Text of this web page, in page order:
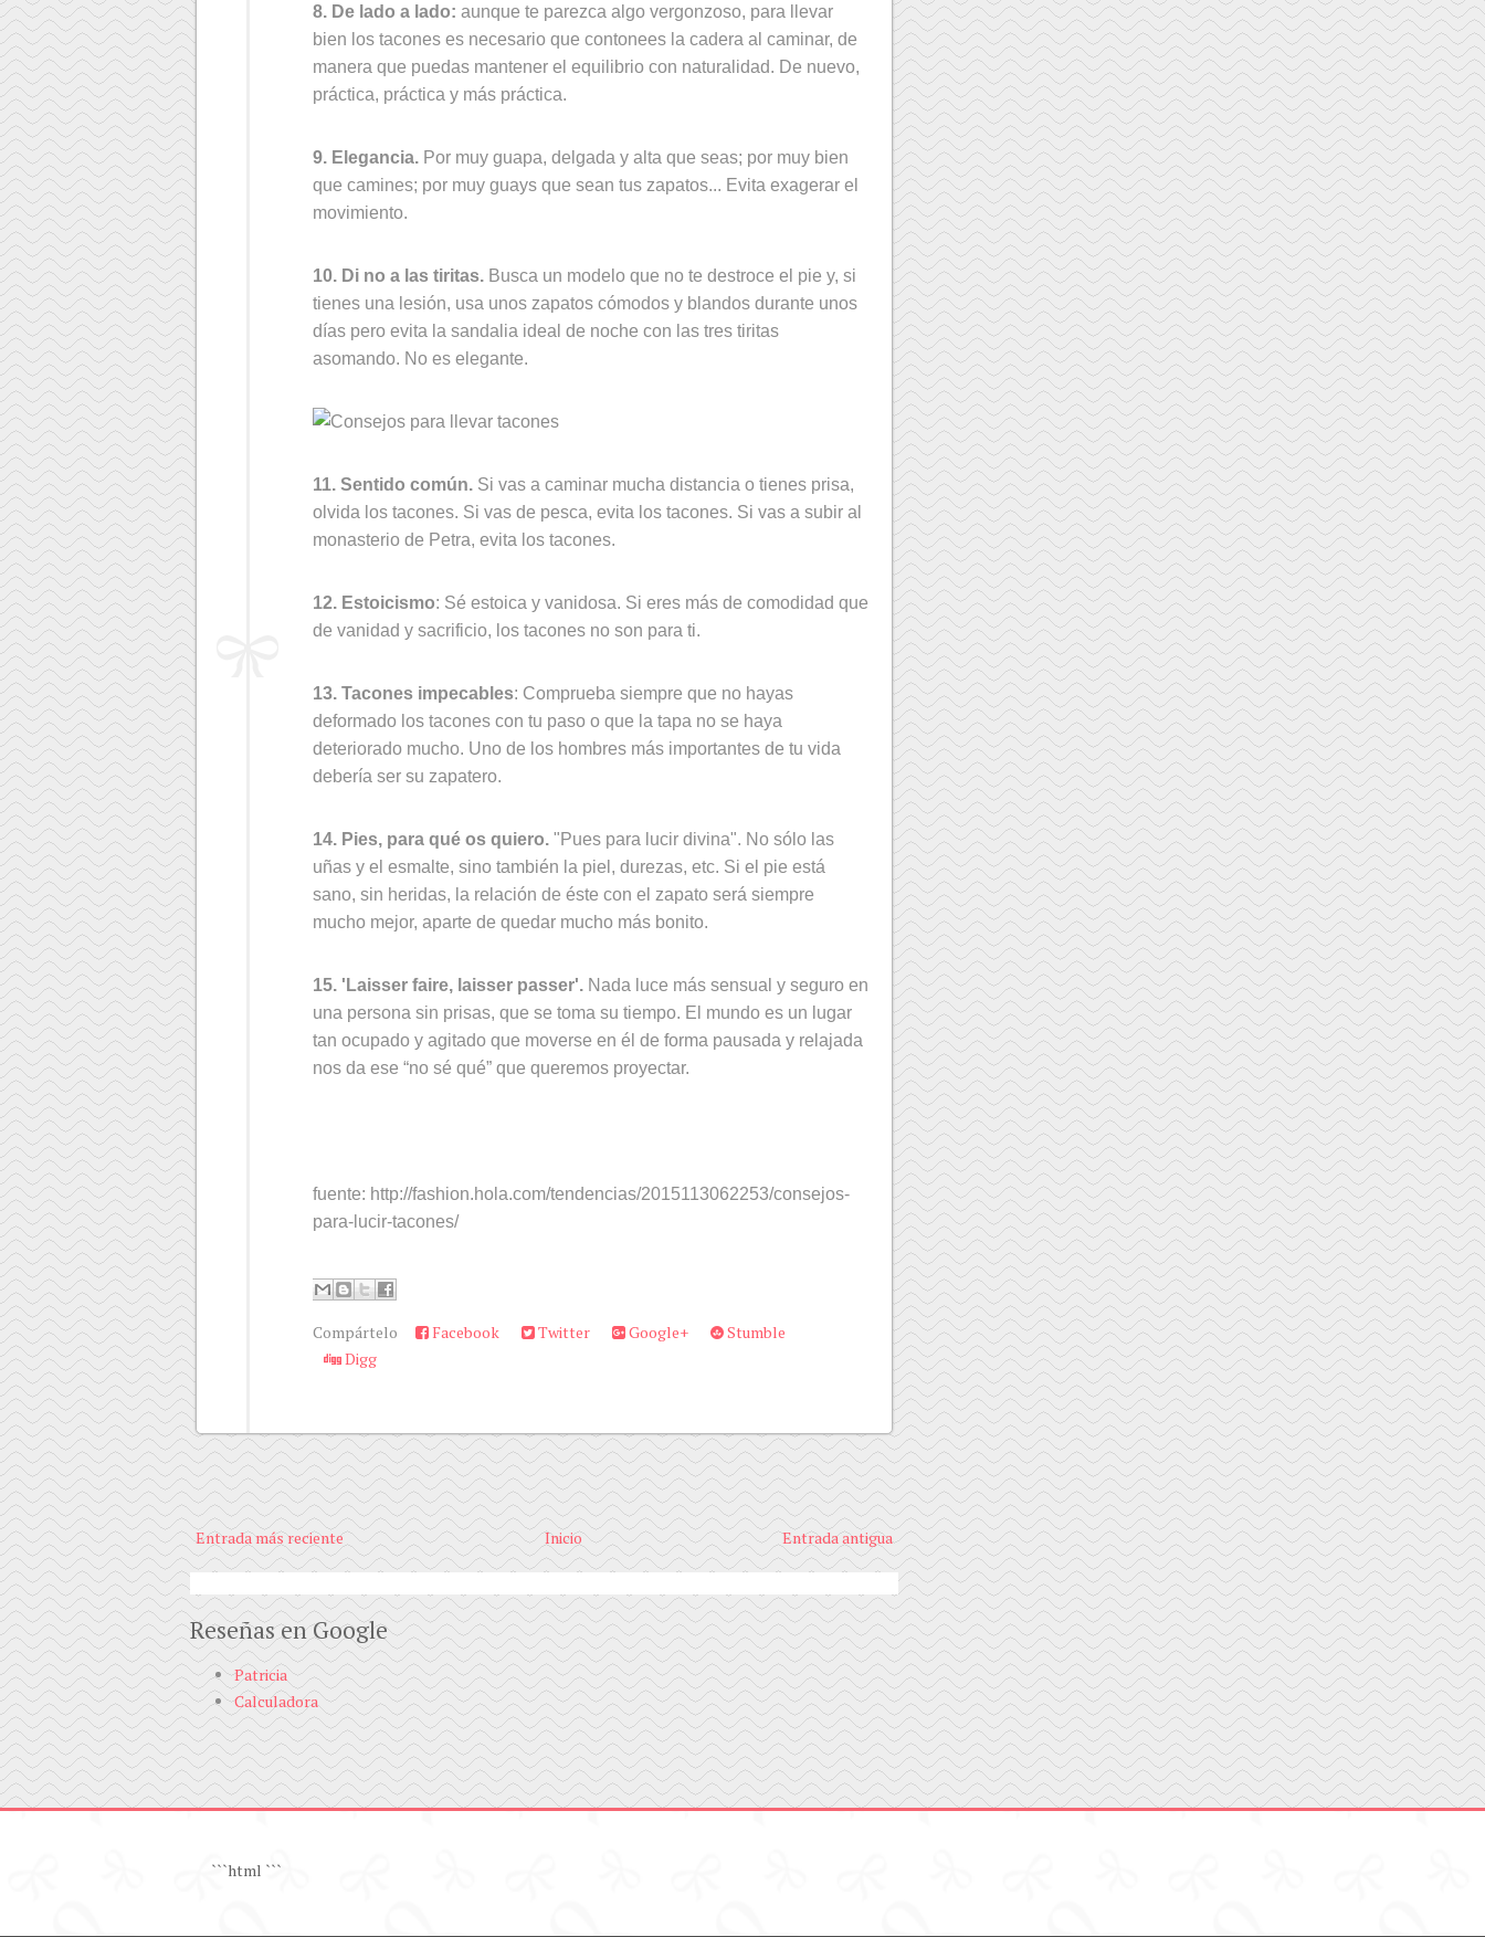
8. De lado a lado: aunque te parezca algo vergonzoso, para llevar
bien los tacones es necesario que contonees la cadera al caminar, de
manera que puedas mantener el equilibrio con naturalidad. De nuevo,
práctica, práctica y más práctica.
9. Elegancia. Por muy guapa, delgada y alta que seas; por muy bien
que camines; por muy guays que sean tus zapatos... Evita exagerar el
movimiento.
10. Di no a las tiritas. Busca un modelo que no te destroce el pie y, si
tienes una lesión, usa unos zapatos cómodos y blandos durante unos
días pero evita la sandalia ideal de noche con las tres tiritas
asomando. No es elegante.
11. Sentido común. Si vas a caminar mucha distancia o tienes prisa,
olvida los tacones. Si vas de pesca, evita los tacones. Si vas a subir al
monasterio de Petra, evita los tacones.
12. Estoicismo: Sé estoica y vanidosa. Si eres más de comodidad que
de vanidad y sacrificio, los tacones no son para ti.
13. Tacones impecables: Comprueba siempre que no hayas
deformado los tacones con tu paso o que la tapa no se haya
deteriorado mucho. Uno de los hombres más importantes de tu vida
debería ser su zapatero.
14. Pies, para qué os quiero. "Pues para lucir divina". No sólo las
uñas y el esmalte, sino también la piel, durezas, etc. Si el pie está
sano, sin heridas, la relación de éste con el zapato será siempre
mucho mejor, aparte de quedar mucho más bonito.
15. 'Laisser faire, laisser passer'. Nada luce más sensual y seguro en
una persona sin prisas, que se toma su tiempo. El mundo es un lugar
tan ocupado y agitado que moverse en él de forma pausada y relajada
nos da ese “no sé qué” que queremos proyectar.
fuente: http://fashion.hola.com/tendencias/2015113062253/consejos-
para-lucir-tacones/
Compártelo Facebook Twitter Google+
Stumble
Digg
Entrada más reciente Entrada antigua
Inicio
Reseñas en Google
Patricia
Calculadora
```html ```